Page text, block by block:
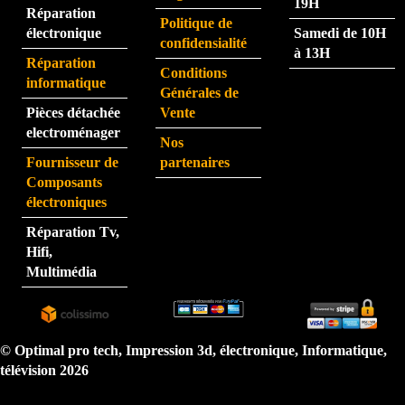
rapid
e.
pers
onne
sitez
pas.
Je
Réparation
électronique
Réparation
informatique
Pièces détachée
electroménager
Fournisseur de
Composants
électroniques
Réparation Tv,
Hifi,
Multimédia
Politique de
confidensialité
Conditions
Générales de
Vente
Nos
partenaires
19H
Samedi de 10H
à 13H
© Optimal pro tech, Impression 3d, électronique, Informatique,
télévision 2026